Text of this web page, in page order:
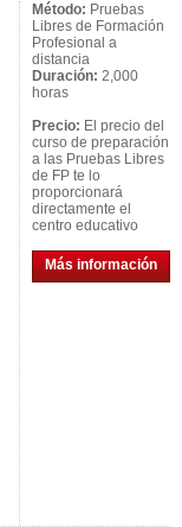
Método: Pruebas
Libres de Formación
Profesional a
distancia
Duración: 2,000
horas
Precio: El precio del
curso de preparación
a las Pruebas Libres
de FP te lo
proporcionará
directamente el
centro educativo
Más información